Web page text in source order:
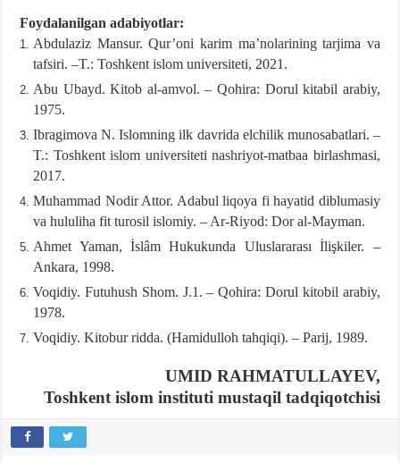
Foydalanilgan adabiyotlar:
Abdulaziz Mansur. Qur’oni karim ma’nolarining tarjima va
tafsiri. –T.: Toshkent islom universiteti, 2021.
Abu Ubayd. Kitob al-amvol. – Qohira: Dorul kitabil arabiy,
1975.
Ibragimova N. Islomning ilk davrida elchilik munosabatlari. –
T.: Toshkent islom universiteti nashriyot-matbaa birlashmasi,
2017.
Muhammad Nodir Attor. Adabul liqoya fi hayatid diblumasiy
va hululiha fit turosil islomiy. – Ar-Riyod: Dor al-Mayman.
Ahmet Yaman, İslâm Hukukunda Uluslararası İlişkiler. –
Ankara, 1998.
Voqidiy. Futuhush Shom. J.1. – Qohira: Dorul kitobil arabiy,
1978.
Voqidiy. Kitobur ridda. (Hamidulloh tahqiqi). – Parij, 1989.
UMID RAHMATULLAYEV,
Toshkent islom instituti mustaqil tadqiqotchisi